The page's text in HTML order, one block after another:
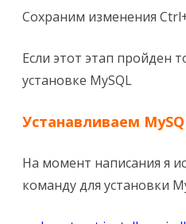
Сохраним изменения
Если этот этап пройден
установке MySQL
Устанавливаем
На момент написания я
команду для установки